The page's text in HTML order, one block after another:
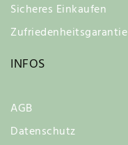
Sicheres Einkaufen
Zufriedenheitsgarantie
INFOS
AGB
Datenschutz